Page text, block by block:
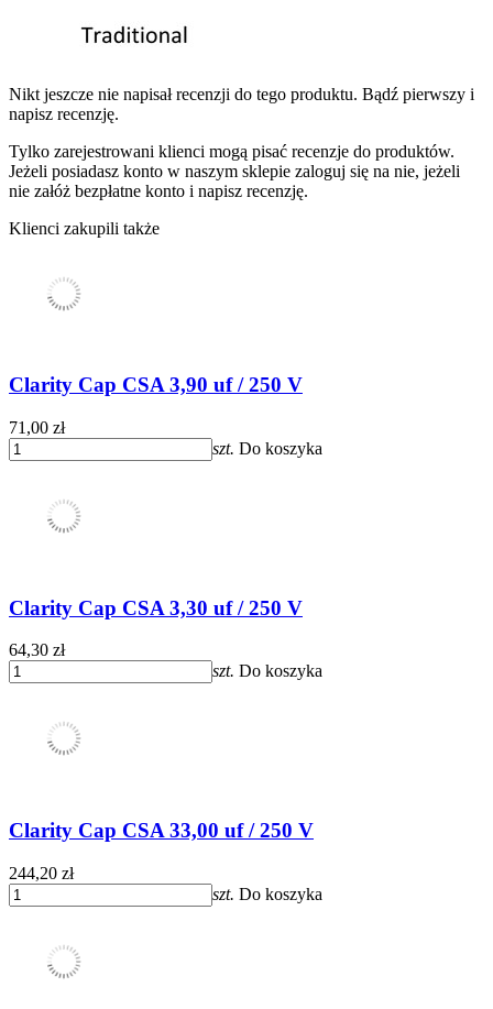
Nikt jeszcze nie napisał recenzji do tego produktu. Bądź pierwszy i
napisz recenzję.
Tylko zarejestrowani klienci mogą pisać recenzje do produktów.
Jeżeli posiadasz konto w naszym sklepie zaloguj się na nie, jeżeli
nie załóż bezpłatne konto i napisz recenzję.
Klienci zakupili także
Clarity Cap CSA 3,90 uf / 250 V
71,00 zł
szt. Do koszyka
Clarity Cap CSA 3,30 uf / 250 V
64,30 zł
szt. Do koszyka
Clarity Cap CSA 33,00 uf / 250 V
244,20 zł
szt. Do koszyka